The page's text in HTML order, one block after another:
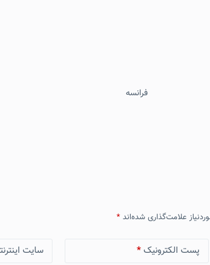
فرانسه
علامت‌گذاری شده‌اند *
پست الکترونیک* سایت